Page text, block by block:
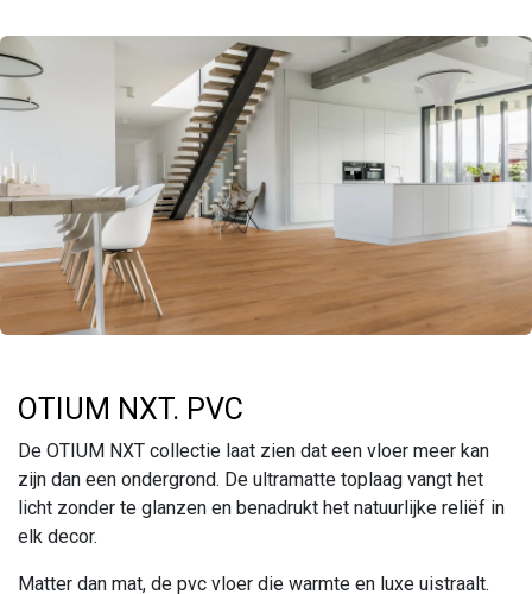
OTIUM NXT. PVC
De OTIUM NXT collectie laat zien dat een vloer meer kan
zijn dan een ondergrond. De ultramatte toplaag vangt het
licht zonder te glanzen en benadrukt het natuurlijke reliëf in
elk decor.
Matter dan mat, de pvc vloer die warmte en luxe uistraalt.